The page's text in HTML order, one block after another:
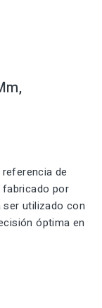
de
fabricado por
ser utilizado con
óptima en